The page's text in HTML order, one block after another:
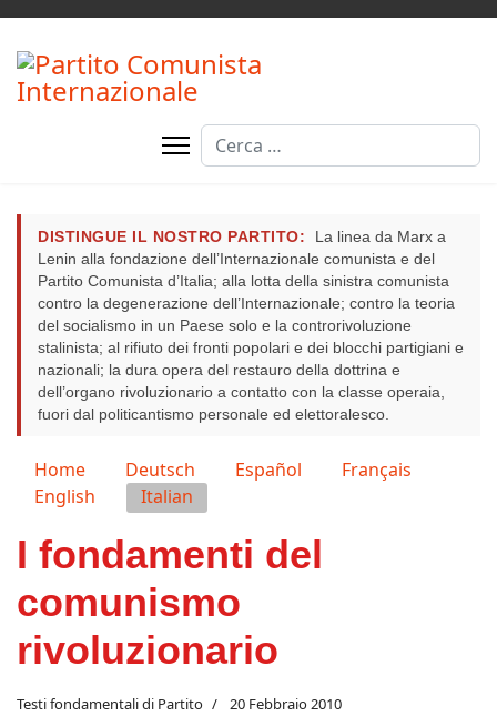
Cerca
DISTINGUE IL NOSTRO PARTITO:
La linea da Marx a
Lenin alla fondazione dell’Internazionale comunista e del
Partito Comunista d’Italia; alla lotta della sinistra comunista
contro la degenerazione dell’Internazionale; contro la teoria
del socialismo in un Paese solo e la controrivoluzione
stalinista; al rifiuto dei fronti popolari e dei blocchi partigiani e
nazionali; la dura opera del restauro della dottrina e
dell’organo rivoluzionario a contatto con la classe operaia,
fuori dal politicantismo personale ed elettoralesco.
Seleziona la tua lingua
Home Deutsch Español
Français
English
Italian
I fondamenti del
comunismo
rivoluzionario
Testi fondamentali di Partito 20 Febbraio 2010